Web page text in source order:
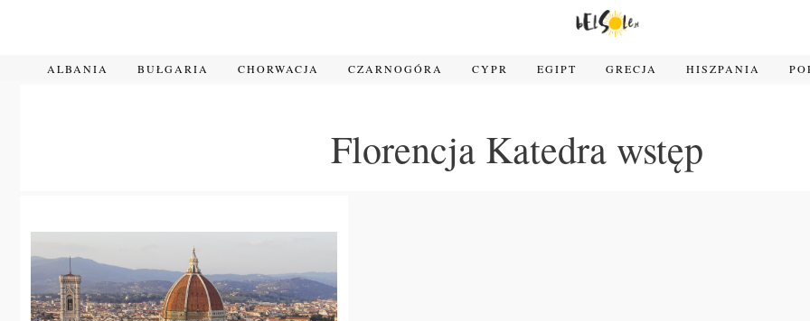
ALBANIA BUŁGARIA CHORWACJA CZARNOGÓRA CYPR EGIPT GRECJA HISZPANIA
Florencja Katedra wstęp